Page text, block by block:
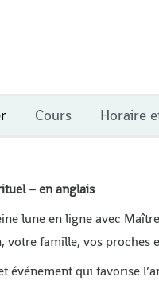
Cours Horaire
– en anglais
lune en ligne avec
votre famille, vos proches
événement qui favorise